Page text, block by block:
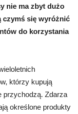
nie ma zbyt dużo
czymś się wyróżnić
do korzystania
którzy kupują
przychodzą. Zdarza
określone produkty